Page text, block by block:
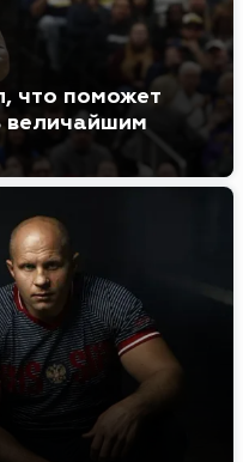
что поможет
величайшим